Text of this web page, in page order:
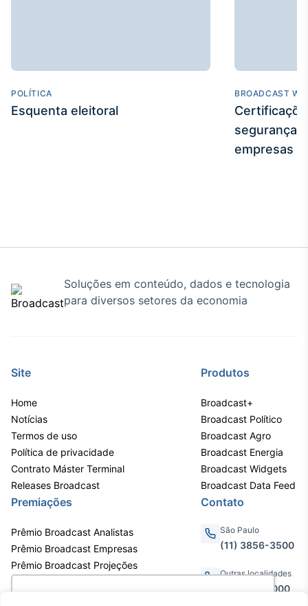
POLÍTICA
Esquenta eleitoral
BROADCAST
segurança
empresas
Soluções em conteúdo, dados e tecnologia
para diversos setores da economia
Site
Home
Notícias
Termos de uso
Política de privacidade
Contrato Máster Terminal
Releases Broadcast
Produtos
Broadcast+
Broadcast Político
Broadcast Agro
Broadcast Energia
Broadcast Widgets
Broadcast Data Feed
Premiações
Prêmio Broadcast Analistas
Prêmio Broadcast Empresas
Prêmio Broadcast Projeções
Contato
São Paulo
(11) 3856-3500
Outras localidades
0800.011.3000